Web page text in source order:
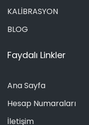
KALİBRASYON
BLOG
Faydalı Linkler
Ana Sayfa
Hesap Numaraları
İletişim